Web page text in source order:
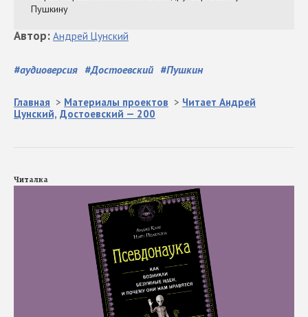
#аудиоверсия #Достоевский #Пушкин
Автор: Андрей Цунский
Главная > Материалы проектов > Читает Андрей
Цунский, Достоевский — 200
Читалка